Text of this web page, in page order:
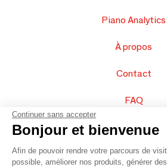
Piano Analytics
À propos
Contact
FAQ
Vendez vos
Plan du site
Continuer sans accepter
Bonjour et bienvenue
Afin de pouvoir rendre votre parcours de
possible, améliorer nos produits, générer